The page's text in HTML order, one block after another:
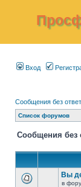
Вход
Сообщения без
Список форумов
Сообщения без
Вы
в